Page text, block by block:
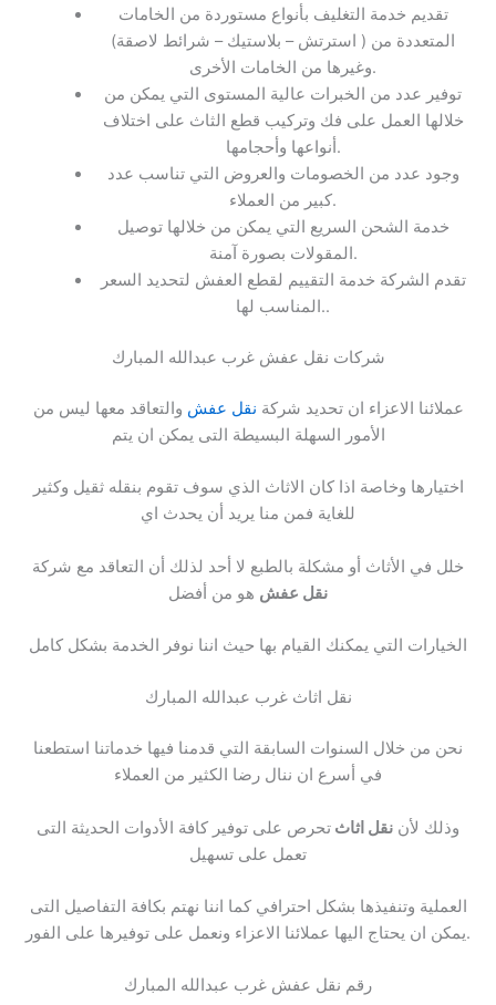
تقديم خدمة التغليف بأنواع مستوردة من الخامات
المتعددة من ( استرتش – بلاستيك – شرائط لاصقة)
وغيرها من الخامات الأخرى.
توفير عدد من الخبرات عالية المستوى التي يمكن من
خلالها العمل على فك وتركيب قطع الثاث على اختلاف
أنواعها وأحجامها.
وجود عدد من الخصومات والعروض التي تناسب عدد
كبير من العملاء.
خدمة الشحن السريع التي يمكن من خلالها توصيل
المقولات بصورة آمنة.
تقدم الشركة خدمة التقييم لقطع العفش لتحديد السعر
المناسب لها..
شركات نقل عفش غرب عبدالله المبارك
عملائنا الاعزاء ان تحديد شركة نقل عفش والتعاقد معها ليس من
الأمور السهلة البسيطة التى يمكن ان يتم
اختيارها وخاصة اذا كان الاثاث الذي سوف تقوم بنقله ثقيل وكثير
للغاية فمن منا يريد أن يحدث اي
خلل في الأثاث أو مشكلة بالطبع لا أحد لذلك أن التعاقد مع شركة
نقل عفش هو من أفضل
الخيارات التي يمكنك القيام بها حيث اننا نوفر الخدمة بشكل كامل
نقل اثاث غرب عبدالله المبارك
نحن من خلال السنوات السابقة التي قدمنا فيها خدماتنا استطعنا
في أسرع ان ننال رضا الكثير من العملاء
وذلك لأن نقل اثاث تحرص على توفير كافة الأدوات الحديثة التى
تعمل على تسهيل
العملية وتنفيذها بشكل احترافي كما اننا نهتم بكافة التفاصيل التى
يمكن ان يحتاج اليها عملائنا الاعزاء ونعمل على توفيرها على الفور.
رقم نقل عفش غرب عبدالله المبارك